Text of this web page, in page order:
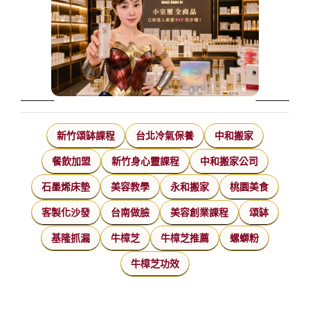
新竹頌缽課程 台北冷氣保養 中和搬家
餐飲加盟 新竹身心靈課程 中和搬家公司
石墨烯床墊 美容教學 永和搬家 桃園美食
客製化沙發 台南做臉 美容創業課程 頌缽
基隆抓漏 牛樟芝 牛樟芝推薦 螺螄粉
牛樟芝功效